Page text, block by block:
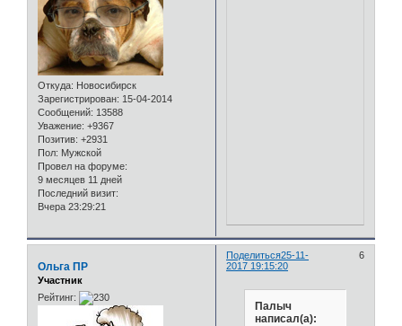
Откуда: Новосибирск
Зарегистрирован: 15-04-2014
Сообщений: 13588
Уважение: +9367
Позитив: +2931
Пол: Мужской
Провел на форуме:
9 месяцев 11 дней
Последний визит:
Вчера 23:29:21
Поделиться 6
25-11-
2017 19:15:20
Ольга ПР
Участник
Рейтинг:
Палыч
написал(а):